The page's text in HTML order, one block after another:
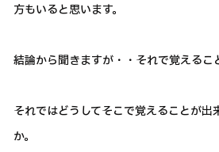
方もいると思います。
結論から聞きますが・・それで覚えるこ
それではどうしてそこで覚えることが出
か。